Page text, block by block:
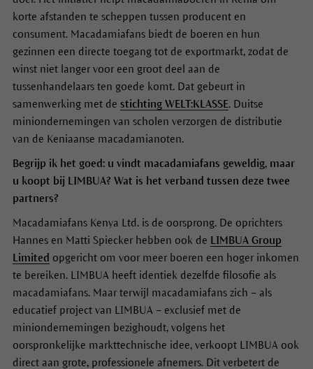
korte afstanden te scheppen tussen producent en
consument. Macadamiafans biedt de boeren en hun
gezinnen een directe toegang tot de exportmarkt, zodat de
winst niet langer voor een groot deel aan de
tussenhandelaars ten goede komt. Dat gebeurt in
samenwerking met de stichting WELT:KLASSE. Duitse
miniondernemingen van scholen verzorgen de distributie
van de Keniaanse macadamianoten.
Begrijp ik het goed: u vindt macadamiafans geweldig, maar
u koopt bij LIMBUA? Wat is het verband tussen deze twee
partners?
Macadamiafans Kenya Ltd. is de oorsprong. De oprichters
Hannes en Matti Spiecker hebben ook de LIMBUA Group
Limited opgericht om voor meer boeren een hoger inkomen
te bereiken. LIMBUA heeft identiek dezelfde filosofie als
macadamiafans. Maar terwijl macadamiafans zich – als
educatief project van LIMBUA – exclusief met de
miniondernemingen bezighoudt, volgens het
oorspronkelijke markttechnische idee, verkoopt LIMBUA ook
direct aan grote, professionele afnemers. Dit verbetert de